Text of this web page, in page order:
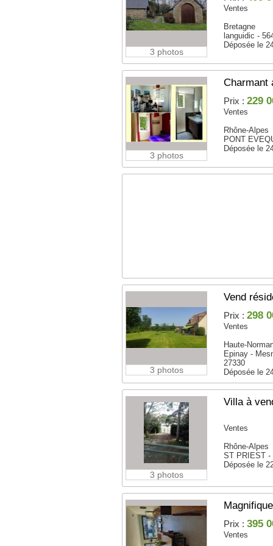
3 photos
Ventes
Bretagne
languidic -
Déposée le
3 photos
Charmant
Prix :229
Ventes
Rhône-Alpes
PONT
Déposée le
3 photos
Vend
Prix :298
Ventes
Haute-
Epinay -
27330
Déposée le
3 photos
Villa à
Ventes
Rhône-Alpes
ST PRIEST -
Déposée le
Prix :395
Ventes